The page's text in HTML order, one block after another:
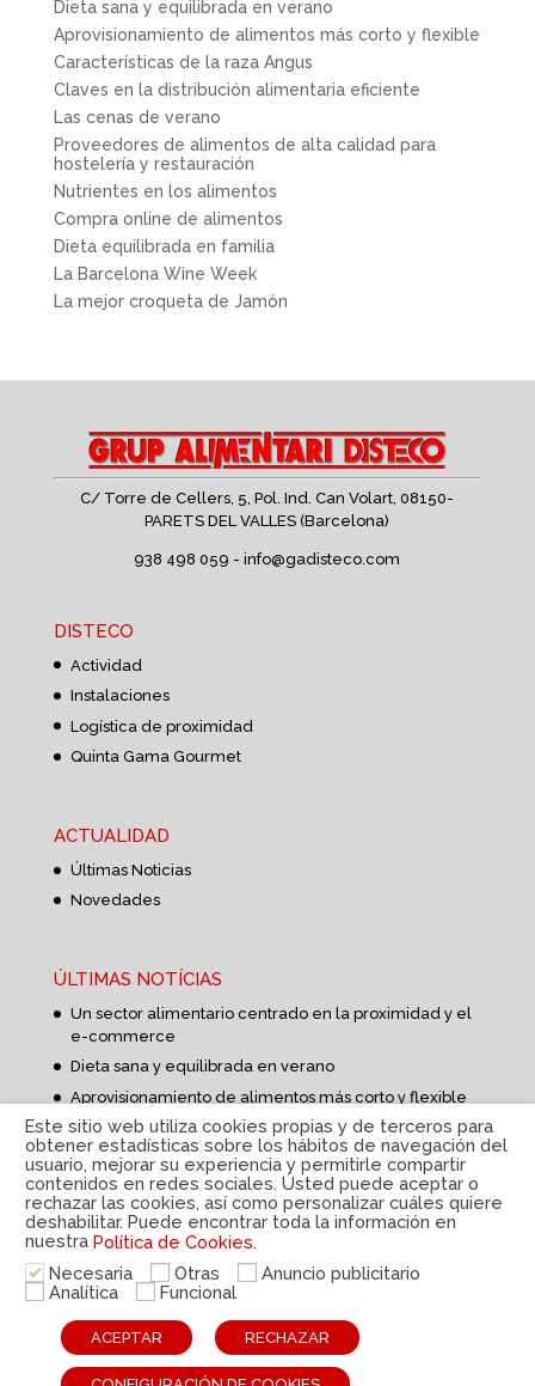
Dieta sana y equilibrada en verano
Aprovisionamiento de alimentos más corto y flexible
Características de la raza Angus
Claves en la distribución alimentaria eficiente
Las cenas de verano
Proveedores de alimentos de alta calidad para
hostelería y restauración
Nutrientes en los alimentos
Compra online de alimentos
Dieta equilibrada en familia
La Barcelona Wine Week
La mejor croqueta de Jamón
C/ Torre de Cellers, 5, Pol. Ind. Can Volart,08150-
PARETS DEL VALLES (Barcelona)
938 498 059 -info@gadisteco.com
DISTECO
Actividad
Instalaciones
Logística de proximidad
Quinta Gama Gourmet
ACTUALIDAD
Últimas Noticias
Novedades
ÚLTIMAS NOTÍCIAS
Un sector alimentario centrado en la proximidad y el
e-commerce
Dieta sana y equilibrada en verano
Aprovisionamiento de alimentos más corto y flexible
Política de privacidad|
cookies| Sistema interno de información|
© Disteco
2022
Este sitio web utiliza cookies propias y de terceros para
obtener estadísticas sobre los hábitos de navegación del
usuario, mejorar su experiencia y permitirle compartir
contenidos en redes sociales. Usted puede aceptar o
rechazar las cookies, así como personalizar cuáles quiere
deshabilitar. Puede encontrar toda la información en
nuestra Política de Cookies.
Necesaria
Otras
Anuncio publicitario
Analítica
Funcional
ACEPTAR RECHAZAR
ESP CAT